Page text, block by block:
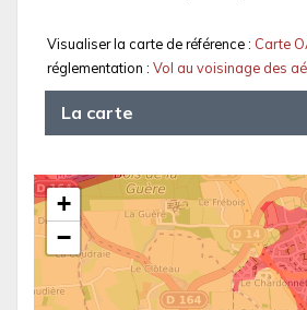
Visualiser la carte de référence : Carte
réglementation : Vol au voisinage des
La carte